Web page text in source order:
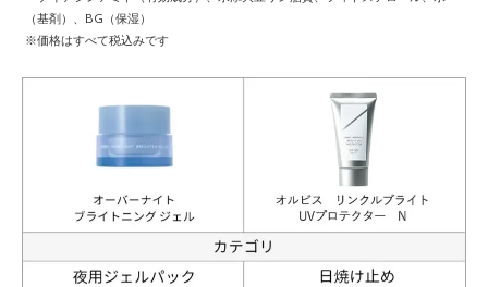
（基剤）、BG（保湿）
※価格はすべて税込みです